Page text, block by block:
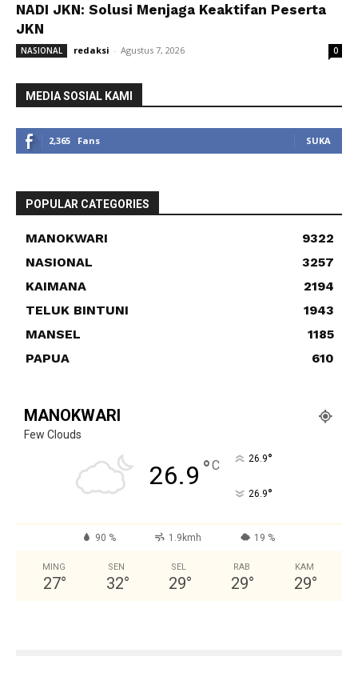
NADI JKN: Solusi Menjaga Keaktifan Peserta
JKN
NASIONAL redaksi - Agustus 7, 2026 0
MEDIA SOSIAL KAMI
2,365 Fans SUKA
POPULAR CATEGORIES
MANOKWARI
9322
NASIONAL
3257
KAIMANA
2194
TELUK BINTUNI
1943
MANSEL
1185
PAPUA
610
MANOKWARI
Few Clouds
26.9 °C 26.9°
26.9°
90 % 1.9kmh 19 %
MING
27°
SEN
32°
SEL
29°
RAB
29°
KAM
29°